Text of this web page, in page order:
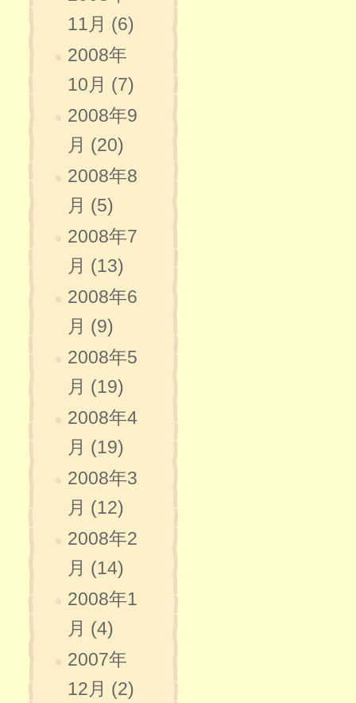
11月 (6)
2008年
10月 (7)
2008年9
月 (20)
2008年8
月 (5)
2008年7
月 (13)
2008年6
月 (9)
2008年5
月 (19)
2008年4
月 (19)
2008年3
月 (12)
2008年2
月 (14)
2008年1
月 (4)
2007年
12月 (2)